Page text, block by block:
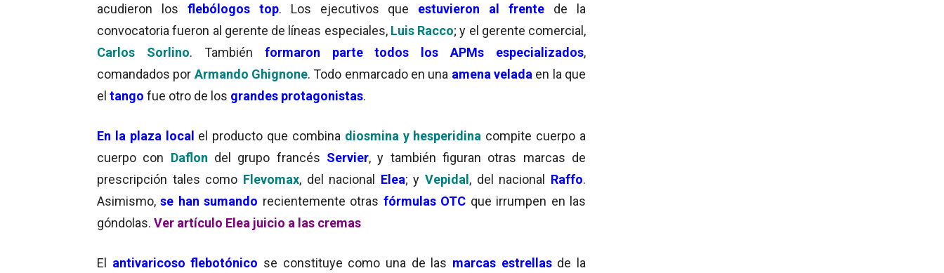
acudieron los flebólogos top. Los ejecutivos que estuvieron al frente de la
convocatoria fueron al gerente de líneas especiales, Luis Racco; y el gerente comercial,
Carlos Sorlino. También formaron parte todos los APMs especializados,
comandados por Armando Ghignone. Todo enmarcado en una amena velada en la que
el tango fue otro de los grandes protagonistas.
En la plaza local el producto que combina diosmina y hesperidina compite cuerpo a
cuerpo con Daflon del grupo francés Servier, y también figuran otras marcas de
prescripción tales como Flevomax, del nacional Elea; yVepidal, del nacional Raffo.
Asimismo,se han sumando recientemente otras fórmulas OTC que irrumpen en las
góndolas. Ver artículo Elea juicio a las cremas
El antivaricoso flebotónico se constituye como una de las marcas estrellasde la